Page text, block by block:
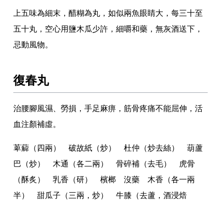
上五味為細末 ，醋糊為丸 ，如似兩魚眼睛大 ，每三十至
五十丸 ， 空心用鹽木瓜少許 ，細嚼和藥 ，無灰酒送下 ，
忌動風物。
復春丸
治腰腳風濕 、勞損 ，手足麻痹 ，筋骨疼痛不能屈伸 ，活
血注顏補虛。
萆薢（四兩） 破故紙（炒） 杜仲（炒去絲） 葫蘆
巴（炒） 木通（各二兩） 骨碎補（去毛） 虎骨
（酥炙） 乳香（研） 檳榔 沒藥 木香（各一兩
半） 甜瓜子（三兩 ，炒） 牛膝（去蘆 ，酒浸焙